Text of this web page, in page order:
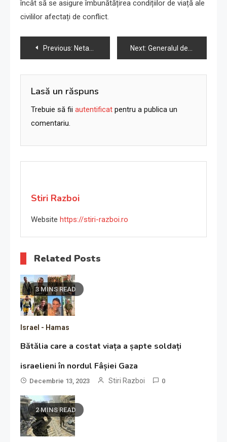
încât să se asigure îmbunătățirea condițiilor de viață ale
civililor afectați de conflict.
Navigare
în
articole
Previous: Netanyahu condamnă violența coloniștilor, încercând să împace baza sa Next: Generalul de top al lui Biden avertizează Israelul asupra riscurilor într-un război lung în Gaza.
Lasă un răspuns
Trebuie să fii autentificat pentru a publica un
comentariu.
Stiri Razboi
Website https://stiri-razboi.ro
Related Posts
3 MINS READ
Israel - Hamas
Bătălia care a costat viața a șapte soldați
israelieni în nordul Fâșiei Gaza
Decembrie 13, 2023 Stiri Razboi 0
2 MINS READ